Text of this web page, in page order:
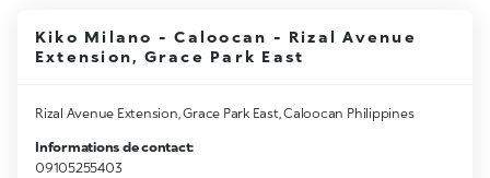
Kiko Milano - Caloocan - Rizal Avenue
Extension, Grace Park East
Rizal Avenue Extension, Grace Park East, Caloocan Philippines
Informations de contact:
09105255403